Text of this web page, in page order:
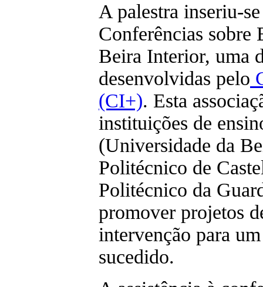
A palestra inseriu-
Conferências sobre
Beira Interior, uma
desenvolvidas pelo
(CI+). Esta
instituições de
(Universidade da
Politécnico de
Politécnico da
promover projetos
intervenção para
sucedido.